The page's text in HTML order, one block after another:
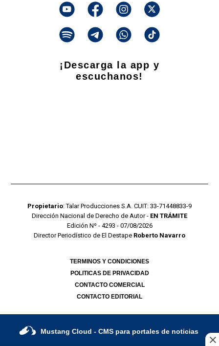
¡Descarga la app y
escuchanos!
Propietario: Talar Producciones S.A. CUIT: 33-71448833-9
Dirección Nacional de Derecho de Autor - EN TRÁMITE
Edición Nº - 4293 - 07/08/2026
Director Periodístico de El Destape Roberto Navarro
TERMINOS Y CONDICIONES
POLITICAS DE PRIVACIDAD
CONTACTO COMERCIAL
CONTACTO EDITORIAL
Mustang Cloud - CMS para portales de noticias